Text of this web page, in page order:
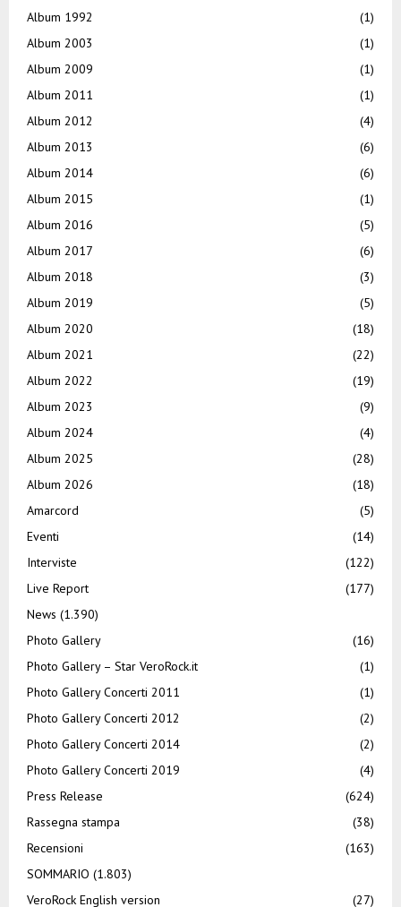
Album 1992
(1)
Album 2003
(1)
Album 2009
(1)
Album 2011
(1)
Album 2012
(4)
Album 2013
(6)
Album 2014
(6)
Album 2015
(1)
Album 2016
(5)
Album 2017
(6)
Album 2018
(3)
Album 2019
(5)
Album 2020
(18)
Album 2021
(22)
Album 2022
(19)
Album 2023
(9)
Album 2024
(4)
Album 2025
(28)
Album 2026
(18)
Amarcord
(5)
Eventi
(14)
Interviste
(122)
Live Report
(177)
News (1.390)
Photo Gallery
(16)
Photo Gallery – Star VeroRock.it
(1)
Photo Gallery Concerti 2011
(1)
Photo Gallery Concerti 2012
(2)
Photo Gallery Concerti 2014
(2)
Photo Gallery Concerti 2019
(4)
Press Release
(624)
Rassegna stampa
(38)
Recensioni
(163)
SOMMARIO (1.803)
VeroRock English version
(27)